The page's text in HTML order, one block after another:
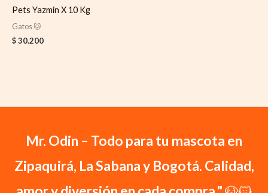
Pets Yazmin X 10 Kg
Gatos 🐱
$30.200
Mr. Odin – Todo para tu mascota en
Zipaquirá, La Sabana y Bogotá. Calidad,